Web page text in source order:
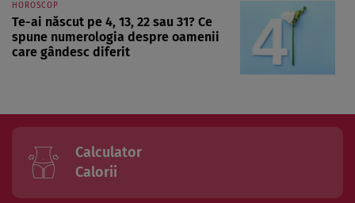
HOROSCOP
Te-ai născut pe 4, 13, 22 sau 31? Ce
spune numerologia despre oamenii
care gândesc diferit
Calculator
Calorii